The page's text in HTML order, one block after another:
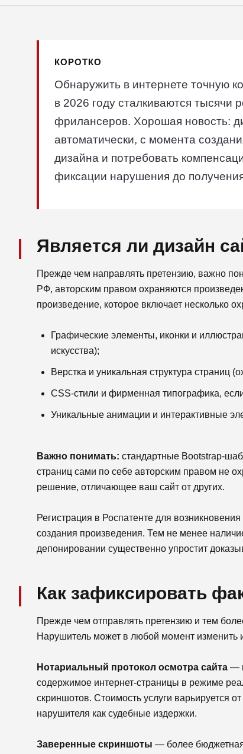
КОРОТКО
Обнаружить в интернете точную
в 2026 году сталкиваются тысячи
фрилансеров. Хорошая новость:
автоматически, с момента
дизайна и потребовать
фиксации нарушения до
Является ли дизайн
Прежде чем направлять претензию, важно
РФ, авторским правом охраняются
произведение, которое включает несколько
Графические элементы, иконки и
искусства);
Верстка и уникальная структура страниц
CSS-стили и фирменная типографика,
Уникальные анимации и интерактивные
Важно понимать: стандартные Bootstrap-
страниц сами по себе авторским правом не
решение, отличающее ваш сайт от других.
Регистрация в Роспатенте для
создания произведения. Тем не менее
депонировании существенно упростит
Как зафиксировать
Прежде чем отправлять претензию и тем
Нарушитель может в любой момент изменить
Нотариальный протокол осмотра сайта —
содержимое интернет-страницы в режиме
скриншотов. Стоимость услуги варьируется
нарушителя как судебные издержки.
Заверенные скриншоты — более